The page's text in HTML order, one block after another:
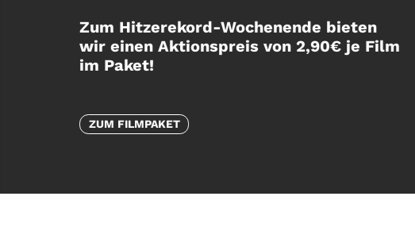
Zum Hitzerekord-Wochenende bieten
wir einen Aktionspreis von 2,90€ je Film
im Paket!
ZUM FILMPAKET